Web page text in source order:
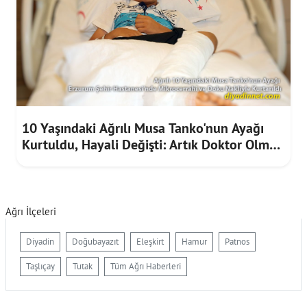
10 Yaşındaki Ağrılı Musa Tanko'nun Ayağı
Kurtuldu, Hayali Değişti: Artık Doktor Olmak
Ağrı İlçeleri
Diyadin Doğubayazıt Eleşkirt Hamur Patnos
Taşlıçay Tutak Tüm Ağrı Haberleri